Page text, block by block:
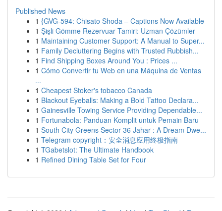
Published News
1 {GVG-594: Chisato Shoda – Captions Now Available
1 Şişli Gömme Rezervuar Tamiri: Uzman Çözümler
1 Maintaining Customer Support: A Manual to Super...
1 Family Decluttering Begins with Trusted Rubbish...
1 Find Shipping Boxes Around You : Prices ...
1 Cómo Convertir tu Web en una Máquina de Ventas
...
1 Cheapest Stoker's tobacco Canada
1 Blackout Eyeballs: Making a Bold Tattoo Declara...
1 Gainesville Towing Service Providing Dependable...
1 Fortunabola: Panduan Komplit untuk Pemain Baru
1 South City Greens Sector 36 Jahar : A Dream Dwe...
1 Telegram copyright：安全消息应用终极指南
1 TGabetslot: The Ultimate Handbook
1 Refined Dining Table Set for Four